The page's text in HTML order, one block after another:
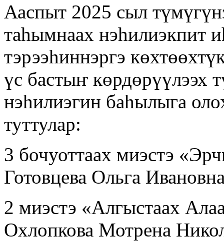
Ааспыт 2025 сыл
таһымнаах нэһилиэкпит
тэрээһиннэргэ
үс бастыҥ көрдөрүүлээх
нэһилиэгин баһылыга
туттулар:
3 бочуоттаах миэстэ
Готовцева Ольга
2 миэстэ «Алгыстаах
Охлопкова Мотрена